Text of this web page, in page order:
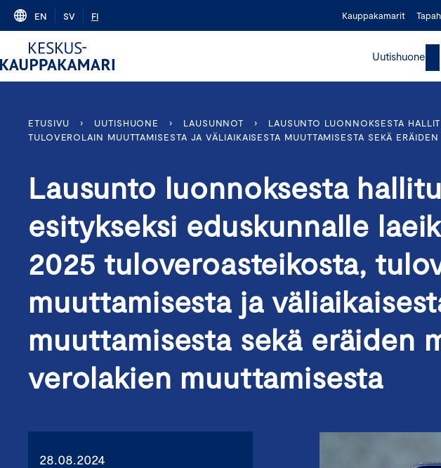
Skip
content
EN SV FI Kauppakamarit
Uutishuone
ETUSIVU › UUTISHUONE › LAUSUNNOT ›
LAUSUNTO LUONNOKSESTA
TULOVEROLAIN MUUTTAMISESTA JA VÄLIAIKAISESTA MUUTTAMISESTA SEKÄ
Lausunto luonnoksesta
esitykseksi eduskunnalle
2025 tuloveroasteikosta,
muuttamisesta ja
muuttamisesta sekä eräiden
verolakien muuttamisesta
28.08.2024